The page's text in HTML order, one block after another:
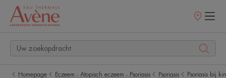
Homepage Eczeem - Atopisch eczeem - Psoriasis Psoriasis Psoriasis bij